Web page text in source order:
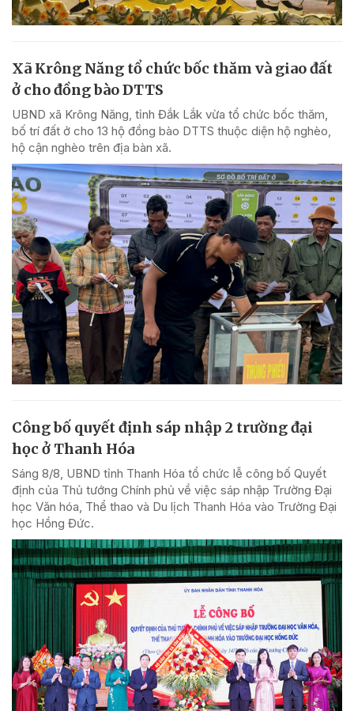
Xã Krông Năng tổ chức bốc thăm và giao đất
ở cho đồng bào DTTS
UBND xã Krông Năng, tỉnh Đắk Lắk vừa tổ chức bốc thăm,
bố trí đất ở cho 13 hộ đồng bào DTTS thuộc diện hộ nghèo,
hộ cận nghèo trên địa bàn xã.
Công bố quyết định sáp nhập 2 trường đại
học ở Thanh Hóa
Sáng 8/8, UBND tỉnh Thanh Hóa tổ chức lễ công bố Quyết
định của Thủ tướng Chính phủ về việc sáp nhập Trường Đại
học Văn hóa, Thể thao và Du lịch Thanh Hóa vào Trường Đại
học Hồng Đức.